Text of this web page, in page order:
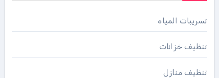
تسريبات المياه
تنظيف خزانات
تنظيف منازل